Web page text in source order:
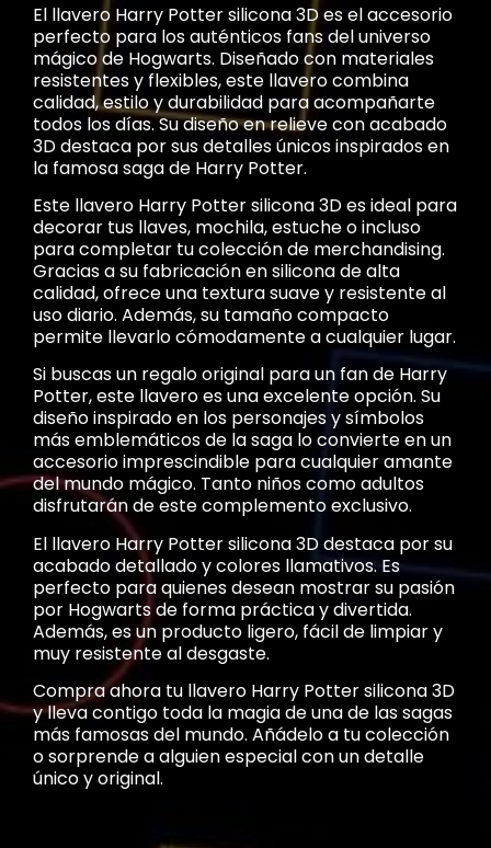
El llavero Harry Potter silicona 3D es el accesorio
perfecto para los auténticos fans del universo
mágico de Hogwarts. Diseñado con materiales
resistentes y flexibles, este llavero combina
calidad, estilo y durabilidad para acompañarte
todos los días. Su diseño en relieve con acabado
3D destaca por sus detalles únicos inspirados en
la famosa saga de Harry Potter.
Este llavero Harry Potter silicona 3D es ideal para
decorar tus llaves, mochila, estuche o incluso
para completar tu colección de merchandising.
Gracias a su fabricación en silicona de alta
calidad, ofrece una textura suave y resistente al
uso diario. Además, su tamaño compacto
permite llevarlo cómodamente a cualquier lugar.
Si buscas un regalo original para un fan de Harry
Potter, este llavero es una excelente opción. Su
diseño inspirado en los personajes y símbolos
más emblemáticos de la saga lo convierte en un
accesorio imprescindible para cualquier amante
del mundo mágico. Tanto niños como adultos
disfrutarán de este complemento exclusivo.
El llavero Harry Potter silicona 3D destaca por su
acabado detallado y colores llamativos. Es
perfecto para quienes desean mostrar su pasión
por Hogwarts de forma práctica y divertida.
Además, es un producto ligero, fácil de limpiar y
muy resistente al desgaste.
Compra ahora tu llavero Harry Potter silicona 3D
y lleva contigo toda la magia de una de las sagas
más famosas del mundo. Añádelo a tu colección
o sorprende a alguien especial con un detalle
único y original.